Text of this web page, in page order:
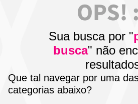
sutiã calcinha
7
pijama
8
renda
Sua busca por "
busca" não
Que tal navegar por uma
categorias abaixo?